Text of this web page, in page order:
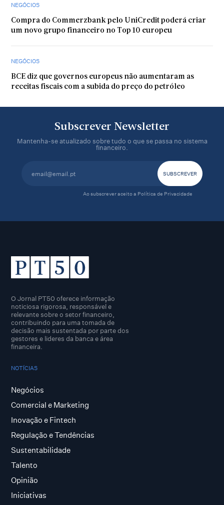
NEGÓCIOS
Compra do Commerzbank pelo UniCredit poderá criar
um novo grupo financeiro no Top 10 europeu
NEGÓCIOS
BCE diz que governos europeus não aumentaram as
receitas fiscais com a subida do preço do petróleo
Subscrever Newsletter
Mantenha-se atualizado sobre tudo o que se passa no sistema
financeiro.
Ao subscrever aceito a Política de Privacidade
O Jornal PT50 oferece informação
noticiosa rigorosa, responsável e
relevante sobre o setor financeiro,
contribuindo para uma tomada de
decisão mais sustentada por parte dos
gestores e lideres da banca e área
financeira.
NOTÍCIAS
Negócios
Comercial e Marketing
Inovação e Fintech
Regulação e Tendências
Sustentabilidade
Talento
Opinião
Iniciativas